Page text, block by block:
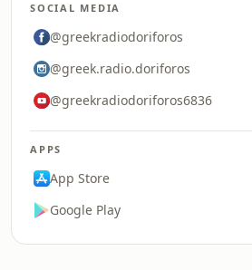
SOCIAL MEDIA
@greekradiodoriforos
@greek.radio.doriforos
@greekradiodoriforos6836
APPS
App Store
Google Play